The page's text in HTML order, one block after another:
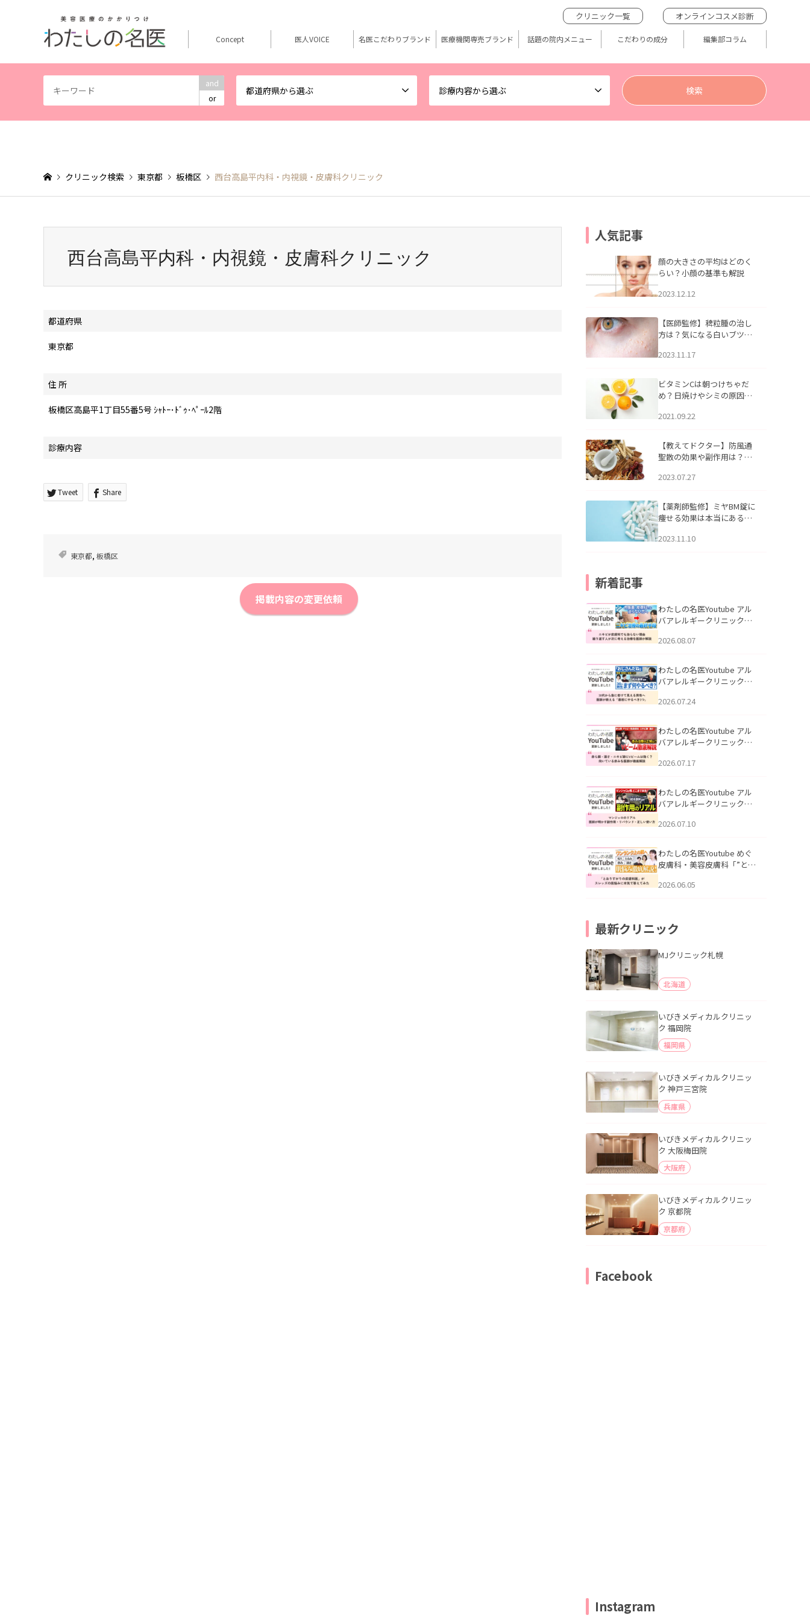
and
or
都道府県から選ぶ 診療内容から選ぶ
クリニック一覧 オンラインコスメ診断
Concept 医人VOICE 名医こだわりブランド 医療機関専売ブランド 話題の院内メニュー こだわりの成分 編集部コラム
クリニック検索 東京都 板橋区 西台高島平内科・内視鏡・皮膚科クリニック
西台高島平内科・内視鏡・皮膚科クリニック
都道府県
東京都
住 所
板橋区高島平1丁目55番5号 ｼｬﾄｰ･ﾄﾞｩ･ﾍﾟｰﾙ2階
診療内容
Tweet Share
東京都, 板橋区
掲載内容の変更依頼
人気記事
顔の大きさの平均はどのく
らい？小顔の基準も解説
2023.12.12
【医師監修】稗粒腫の治し
方は？気になる白いブツブ
アについて
2023.11.17
ビタミンCは朝つけちゃだ
め？日焼けやシミの原因に
2021.09.22
【教えてドクター】防風通
聖散の効果や副作用は？長
2023.07.27
【薬剤師監修】ミヤBM錠に
痩せる効果は本当にある
2023.11.10
新着記事
わたしの名医Youtube アル
バアレルギークリニック札
らない理由｜繰り返す人が
説」を公開いたしました。
2026.08.07
わたしの名医Youtube アル
バアレルギークリニック札
える男性へ｜医師が教える
公開いたしました。
2026.07.24
わたしの名医Youtube アル
バアレルギークリニック札
跡にVビームは効く？向いて
説」を公開いたしました。
2026.07.17
わたしの名医Youtube アル
バアレルギークリニック札
医師が明かす副作用・リバ
公開いたしました。
2026.07.10
わたしの名医Youtube めぐ
皮膚科・美容皮膚科「”とお
ッズの肌悩みに本気で答え
2026.06.05
最新クリニック
MJクリニック札幌
北海道
いびきメディカルクリニッ
ク 福岡院
福岡県
いびきメディカルクリニッ
ク 神戸三宮院
兵庫県
いびきメディカルクリニッ
ク 大阪梅田院
大阪府
いびきメディカルクリニッ
ク 京都院
京都府
Facebook
Instagram